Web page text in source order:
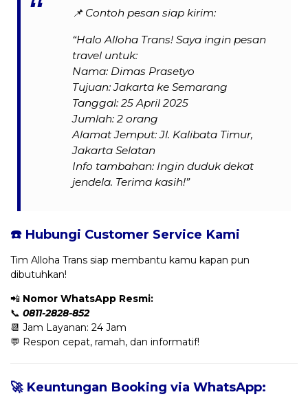
📌 Contoh pesan siap kirim:
“Halo Alloha Trans! Saya ingin pesan
travel untuk:
Nama: Dimas Prasetyo
Tujuan: Jakarta ke Semarang
Tanggal: 25 April 2025
Jumlah: 2 orang
Alamat Jemput: Jl. Kalibata Timur,
Jakarta Selatan
Info tambahan: Ingin duduk dekat
jendela. Terima kasih!”
☎️ Hubungi Customer Service Kami
Tim Alloha Trans siap membantu kamu kapan pun
dibutuhkan!
📲 Nomor WhatsApp Resmi:
📞 0811-2828-852
📆 Jam Layanan: 24 Jam
💬 Respon cepat, ramah, dan informatif!
🚀 Keuntungan Booking via WhatsApp: